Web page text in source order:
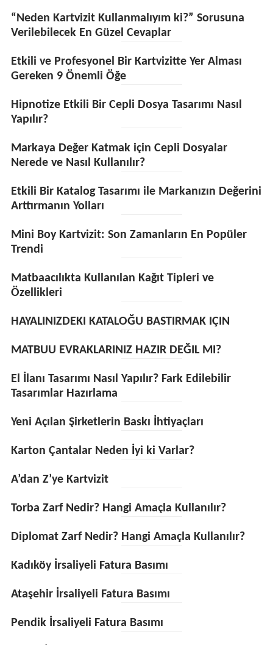
“Neden Kartvizit Kullanmalıyım ki?” Sorusuna
Verilebilecek En Güzel Cevaplar
Etkili ve Profesyonel Bir Kartvizitte Yer Alması
Gereken 9 Önemli Öğe
Hipnotize Etkili Bir Cepli Dosya Tasarımı Nasıl
Yapılır?
Markaya Değer Katmak için Cepli Dosyalar
Nerede ve Nasıl Kullanılır?
Etkili Bir Katalog Tasarımı ile Markanızın Değerini
Arttırmanın Yolları
Mini Boy Kartvizit: Son Zamanların En Popüler
Trendi
Matbaacılıkta Kullanılan Kağıt Tipleri ve
Özellikleri
HAYALINIZDEKI KATALOĞU BASTIRMAK IÇIN
MATBUU EVRAKLARINIZ HAZIR DEĞIL MI?
El İlanı Tasarımı Nasıl Yapılır? Fark Edilebilir
Tasarımlar Hazırlama
Yeni Açılan Şirketlerin Baskı İhtiyaçları
Karton Çantalar Neden İyi ki Varlar?
A’dan Z’ye Kartvizit
Torba Zarf Nedir? Hangi Amaçla Kullanılır?
Diplomat Zarf Nedir? Hangi Amaçla Kullanılır?
Kadıköy İrsaliyeli Fatura Basımı
Ataşehir İrsaliyeli Fatura Basımı
Pendik İrsaliyeli Fatura Basımı